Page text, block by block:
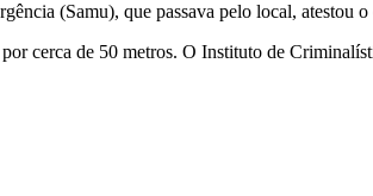
(Samu), que passava pelo local, atestou
cerca de 50 metros. O Instituto de